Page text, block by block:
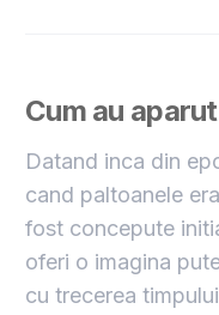
Cum au
Datand inca din
cand paltoanele
fost concepute
oferi o imagina
cu trecerea